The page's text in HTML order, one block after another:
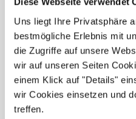
Uns liegt Ihre Privatsphäre
bestmögliche Erlebnis mit
die Zugriffe auf unsere
wir auf unseren Seiten
einem Klick auf "Details"
wir Cookies einsetzen und
treffen.
Gerne unterstütze ich Sie
neuen Stelle als
Sie haben Fragen zu
dem Ablauf, nachdem
Stellenanfrage
kontaktieren Sie mich